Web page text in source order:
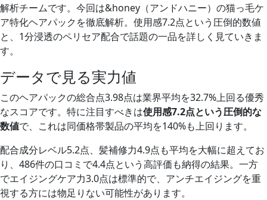
解析チームです。今回は&honey（アンドハニー）の猫っ毛ケ
ア特化ヘアパックを徹底解析。使用感7.2点という圧倒的数値
と、1分浸透のペリセア配合で話題の一品を詳しく見ていきま
す。
データで見る実力値
このヘアパックの総合点3.98点は業界平均を32.7%上回る優秀
なスコアです。特に注目すべきは使用感7.2点という圧倒的な
数値で、これは同価格帯製品の平均を140%も上回ります。
配合成分レベル5.2点、髪補修力4.9点も平均を大幅に超えてお
り、486件の口コミで4.4点という高評価も納得の結果。一方
でエイジングケア力3.0点は標準的で、アンチエイジングを重
視する方には物足りない可能性があります。